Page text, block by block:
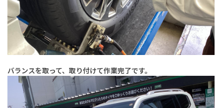
バランスを取って、取り付けて作業完了です。